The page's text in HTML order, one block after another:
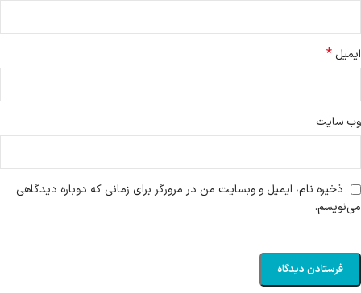
ایمیل *
وب‌ سایت
ذخیره نام، ایمیل و وبسایت من در مرورگر برای زمانی که دوباره دیدگاهی
می‌نویسم.